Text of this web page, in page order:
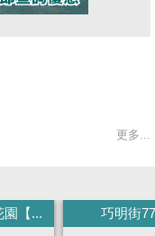
更多...
園【... 巧明街